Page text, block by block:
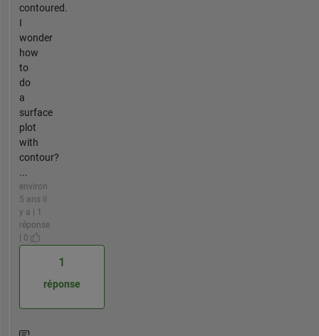
contoured.
I
wonder
how
to
do
a
surface
plot
with
contour?
...
environ
5 ans il
y a | 1
réponse
| 0
1
réponse